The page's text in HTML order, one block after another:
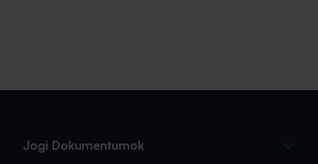
Jogi Dokumentumok